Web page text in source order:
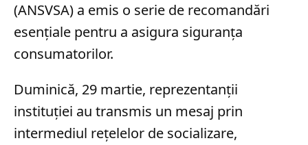
(ANSVSA) a emis o serie de recomandări
esențiale pentru a asigura siguranța
consumatorilor.
Duminică, 29 martie, reprezentanții
instituției au transmis un mesaj prin
intermediul rețelelor de socializare,